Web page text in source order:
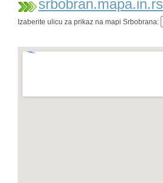
srbobran.mapa.in.rs
Izaberite ulicu za prikaz na mapi Srbobrana: